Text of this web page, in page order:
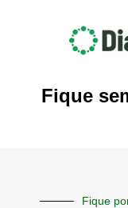
Fique
Fique